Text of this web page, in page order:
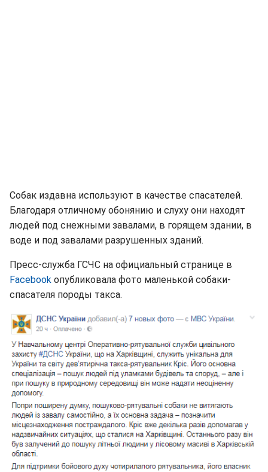
Собак издавна используют в качестве спасателей.
Благодаря отличному обонянию и слуху они находят
людей под снежными завалами, в горящем здании, в
воде и под завалами разрушенных зданий.
Пресс-служба ГСЧС на официальный странице в
Facebook опубликовала фото маленькой собаки-
спасателя породы такса.